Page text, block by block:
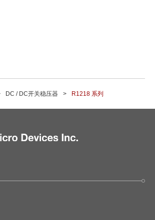
DC / DC开关稳压器 R1218 系列